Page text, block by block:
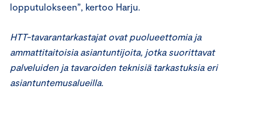
lopputulokseen”, kertoo Harju.
HTT-tavarantarkastajat ovat puolueettomia ja
ammattitaitoisia asiantuntijoita, jotka suorittavat
palveluiden ja tavaroiden teknisiä tarkastuksia eri
asiantuntemusalueilla.